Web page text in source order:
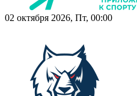
02 октября 2026, Пт, 00:00